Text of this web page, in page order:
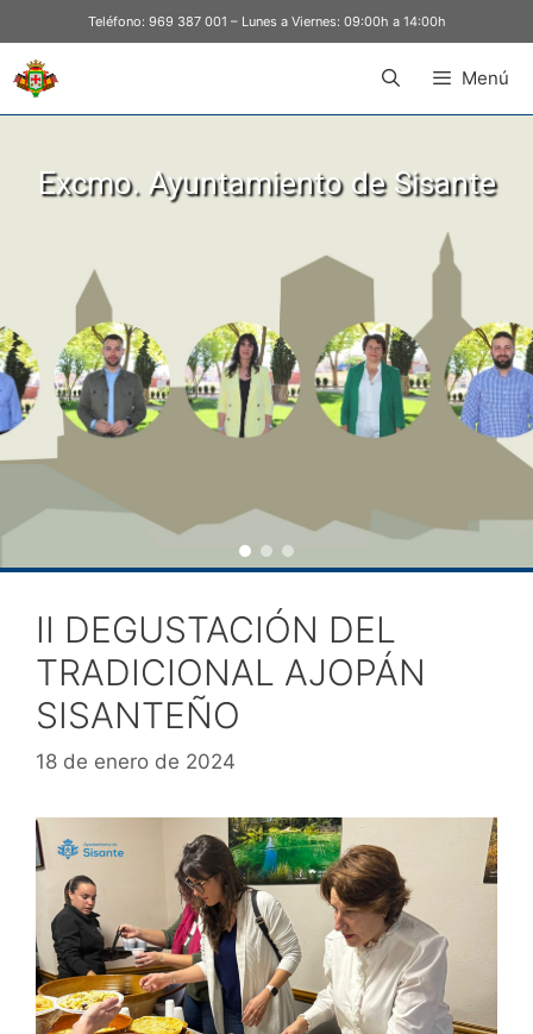
Teléfono: 969 387 001 – Lunes a Viernes: 09:00h a 14:00h
Menú
Excmo. Ayuntamiento de Sisante
II DEGUSTACIÓN DEL
TRADICIONAL AJOPÁN
SISANTEÑO
18 de enero de 2024